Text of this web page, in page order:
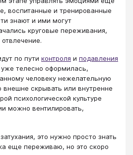
воспитанные и тренированные
знают и ими могут
круговые переживания,
по пути контроля и подавления
уже телесно оформилась,
человеку нежелательную
скрывать или внутренне
психологической культуре
можно вентилировать,
это нужно просто знать
еще переживаю, но это скоро